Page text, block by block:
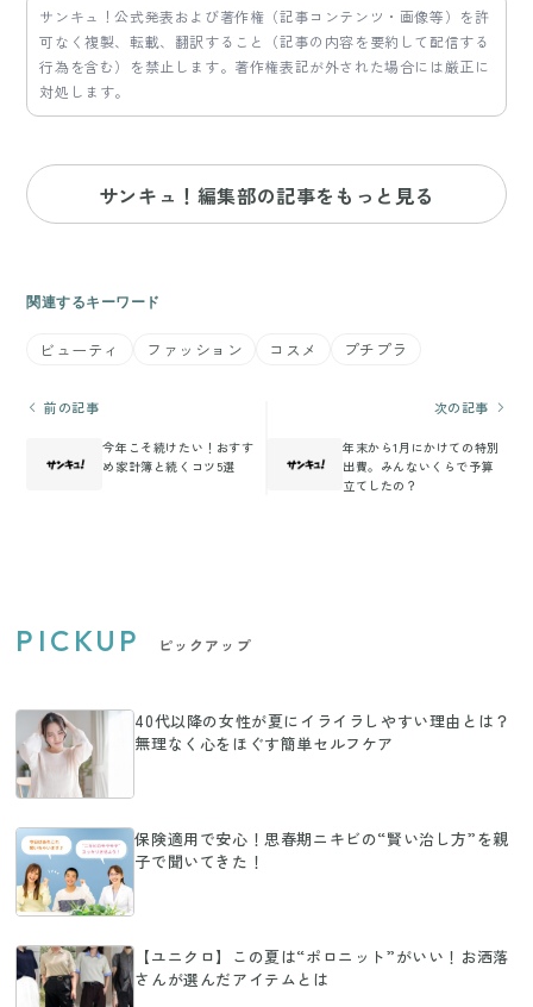
サンキュ！公式発表および著作権（記事コンテンツ・画像等）を許
可なく複製、転載、翻訳すること（記事の内容を要約して配信する
行為を含む）を禁止します。著作権表記が外された場合には厳正に
対処します。
サンキュ！編集部の記事をもっと見る
関連するキーワード
ビューティ ファッション コスメ プチプラ
前の記事
今年こそ続けたい！おすす
め家計簿と続くコツ5選
次の記事
年末から1月にかけての特別
出費。みんないくらで予算
立てしたの？
PICKUP ピックアップ
40代以降の女性が夏にイライラしやすい理由とは？
無理なく心をほぐす簡単セルフケア
保険適用で安心！思春期ニキビの“賢い治し方”を親
子で聞いてきた！
【ユニクロ】この夏は“ポロニット”がいい！お洒落
さんが選んだアイテムとは